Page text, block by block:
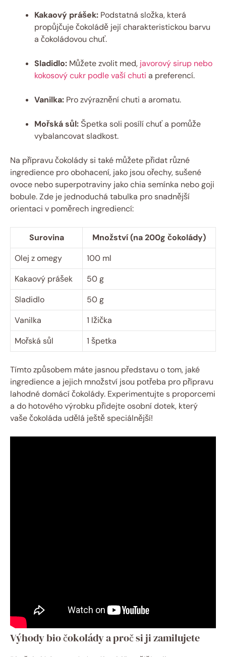
Kakaový prášek: Podstatná složka, která
propůjčuje čokoládě její charakteristickou barvu
a čokoládovou chuť.
Sladidlo: Můžete zvolit med, javorový sirup nebo
kokosový cukr podle vaší chuti a preferencí.
Vanilka: Pro zvýraznění chuti a aromatu.
Mořská sůl: Špetka soli posílí chuť a pomůže
vybalancovat sladkost.
Na přípravu čokolády si také můžete přidat různé
ingredience pro obohacení, jako jsou ořechy, sušené
ovoce nebo superpotraviny jako chia semínka nebo goji
bobule. Zde je jednoduchá tabulka pro snadnější
orientaci v poměrech ingrediencí:
Surovina
Množství (na 200g čokolády)
Olej z omegy
100 ml
Kakaový prášek
50 g
Sladidlo
50 g
Vanilka
1 lžička
Mořská sůl
1 špetka
Tímto způsobem máte jasnou představu o tom, jaké
ingredience a jejich množství jsou potřeba pro přípravu
lahodné domácí čokolády. Experimentujte s proporcemi
a do hotového výrobku přidejte osobní dotek, který
vaše čokoláda udělá ještě speciálnější!
Výhody bio čokolády a proč si ji zamilujete